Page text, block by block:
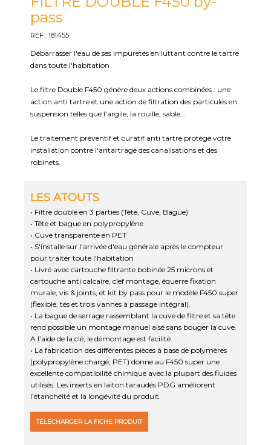
pass
REF : 181455
Débarrasser l'eau de ses impuretés en luttant contre le tartre
dans toute l'habitation
Le filtre Double F450 génère deux actions combinées : une
action anti tartre et une action de filtration des particules en
suspension telles que l'argile, la rouille, sable…
Le traitement préventif et curatif anti tartre protège votre
installation contre l'antartrage des canalisations et des
robinets.
LES ATOUTS
• Filtre double en 3 parties (Tête, Cuve, Bague)
• Tête et bague en polypropylène
• Cuve transparente en PET
• S'installe sur l'arrivée d'eau générale après le compteur
pour traiter toute l'habitation
• Livré avec cartouche filtrante bobinée 25 microns et
cartouche anti calcaire, clef montage, équerre fixation
murale, vis & joints, et kit by pass pour le modèle F450 super
(flexible, tés et trois vannes à passage intégral).
• La bague de serrage rassemblant la cuve de filtre et sa tête
rend possible un montage manuel aisé sans bouger la cuve.
A l’aide de la clé, le démontage est facilité.
• La fabrication des différentes pièces à base de polymères
(polypropylène chargé, PET) donne au F450 super une
excellente compatibilité chimique avec la plupart des fluides
utilisés. Les inserts en laiton taraudés PDG améliorent
l’étanchéité et la longévité du produit.
TÉLÉCHARGER LA FICHE PRODUIT